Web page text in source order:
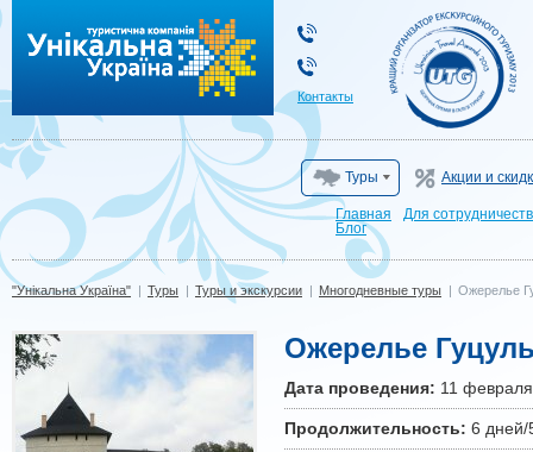
Контакты
Туры Акции и
Главная
Для
Блог
"Унікальна Україна" | Туры | Туры и экскурсии | Многодневные туры | Ожерелье
Ожерелье
Дата проведения: 11
Продолжительность: 6 дней/